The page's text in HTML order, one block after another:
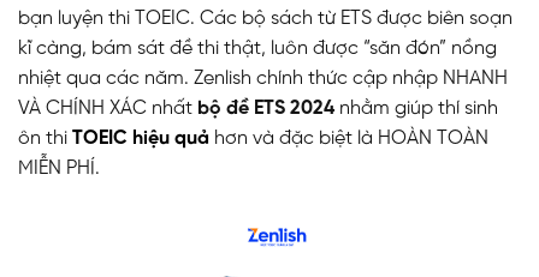
bạn luyện thi TOEIC. Các bộ sách từ ETS được biên soạn
kĩ càng, bám sát đề thi thật, luôn được “săn đón” nồng
nhiệt qua các năm. Zenlish chính thức cập nhập NHANH
VÀ CHÍNH XÁC nhất bộ đề ETS 2024 nhằm giúp thí sinh
ôn thi TOEIC hiệu quả hơn và đặc biệt là HOÀN TOÀN
MIỄN PHÍ.